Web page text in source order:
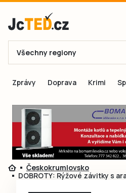
E-mail
Přihlásit
Přihlásit se
Všechny regiony
Zprávy Doprava Krimi
Českokrumlovsko
DOBROTY: Rýžové závitky s